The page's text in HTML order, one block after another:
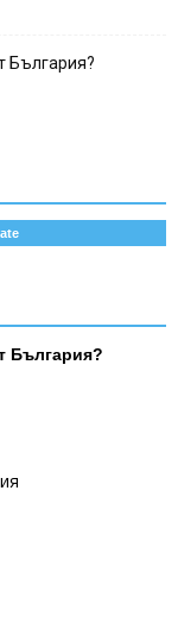
България?
България?